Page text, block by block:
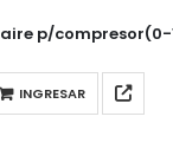
p/compresor(0-
INGRESAR